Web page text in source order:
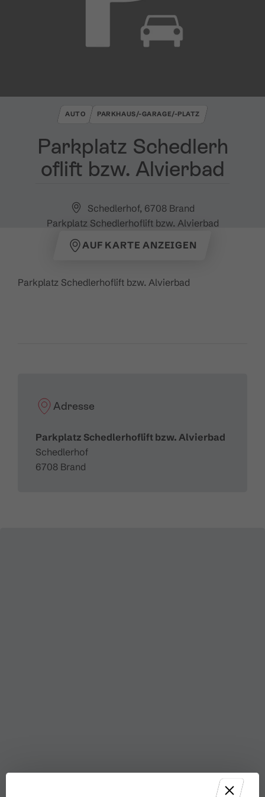
Parkplatz Schedlerh
oflift bzw​.​ Alvierbad
AUTO PARKHAUS/-GARAGE/-PLATZ
Schedlerhof, 6708 Brand
Parkplatz Schedlerhoflift bzw. Alvierbad
AUF KARTE ANZEIGEN
Parkplatz Schedlerhoflift bzw. Alvierbad
Adresse
Parkplatz Schedlerhoflift bzw. Alvierbad
Schedlerhof
6708 Brand